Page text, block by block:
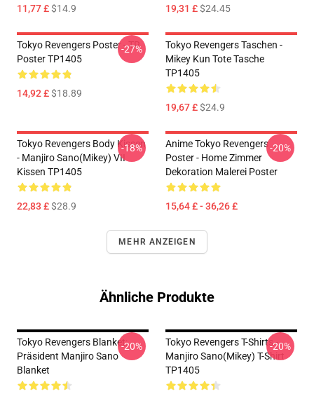
11,77 £$14.9 19,31 £$24.45
Tokyo Revengers Poster - TR
Poster TP1405
14,92 £$18.89
-27%
Tokyo Revengers Taschen -
Mikey Kun Tote Tasche
TP1405
19,67 £$24.9
Tokyo Revengers Body Kissen
- Manjiro Sano(Mikey) VII
Kissen TP1405
22,83 £$28.9
-18%
Anime Tokyo Revengers
Poster - Home Zimmer
Dekoration Malerei Poster
15,64 £ - 36,26 £
-20%
MEHR ANZEIGEN
Ähnliche Produkte
Tokyo Revengers Blanket:
Präsident Manjiro Sano
Blanket
-20%
Tokyo Revengers T-Shirts -
Manjiro Sano(Mikey) T-Shirt
TP1405
-20%